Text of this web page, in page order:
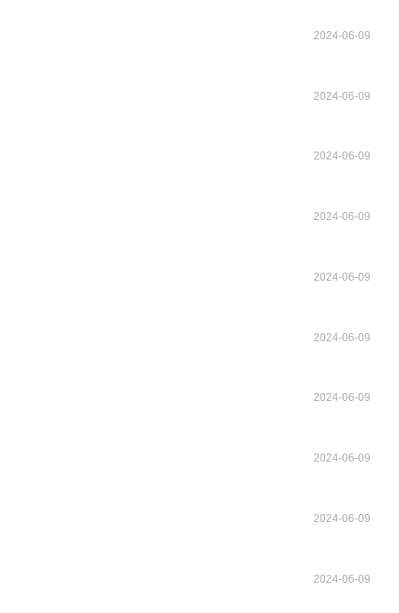
2024-06-09
2024-06-09
2024-06-09
2024-06-09
2024-06-09
2024-06-09
2024-06-09
2024-06-09
2024-06-09
2024-06-09